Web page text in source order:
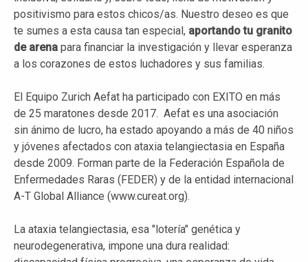
positivismo para estos chicos/as. Nuestro deseo es que
te sumes a esta causa tan especial, aportando tu granito
de arena para financiar la investigación y llevar esperanza
a los corazones de estos luchadores y sus familias.
El Equipo Zurich Aefat ha participado con EXITO en más
de 25 maratones desde 2017. Aefat es una asociación
sin ánimo de lucro, ha estado apoyando a más de 40 niños
y jóvenes afectados con ataxia telangiectasia en España
desde 2009. Forman parte de la Federación Española de
Enfermedades Raras (FEDER) y de la entidad internacional
A-T Global Alliance (www.cureat.org).
La ataxia telangiectasia, esa "lotería" genética y
neurodegenerativa, impone una dura realidad: